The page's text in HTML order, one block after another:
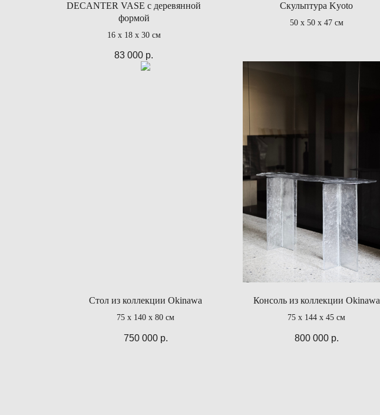
DECANTER VASE с деревянной
формой
16 х 18 х 30 см
83 000 р.
Скульптура Kyoto
50 х 50 х 47 см
Стол из коллекции Okinawa
75 x 140 x 80 см
750 000 р.
Консоль из коллекции Okinawa
75 x 144 x 45 см
800 000 р.